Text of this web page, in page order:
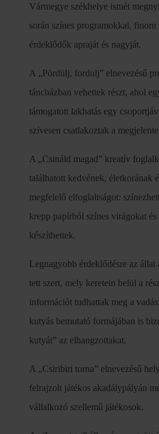
Vármegye székhelye ismét
során színes programokkal,
érdeklődők apraját és nagyját.
A „Pördülj, fordulj” elnevezésű
táncházban vehettek részt, ahol
támogatott lakhatás egy
szívesen csatlakoztak a
A „Csináld magad” kreatív
találhatott kedvének, életkorának
megfelelő elfoglaltságot:
krepp papírból színes virágokat és
készíthettek.
Legnagyobb érdeklődésre az állat
tett szert, mely keretein belül a
információt tudhattak meg a
kutyás bemutató formájában is
kutyái” az elhangzottakat.
A „Csiribiri torna” elnevezésű
felrajzolt játékos akadálypályán
vállalkozó szellemű játékosok.